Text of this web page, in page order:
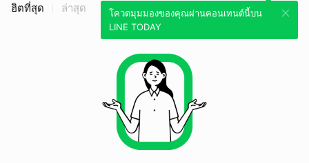
โควตมุมมองของคุณผ่านคอนเทนต์นี้บน
LINE TODAY
ฮิตที่สุด ล่าสุด